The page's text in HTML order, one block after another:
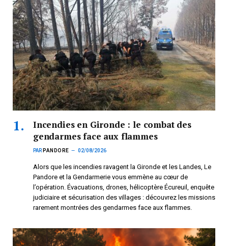
Incendies en Gironde : le combat des
gendarmes face aux flammes
PAR PANDORE 02/08/2026
Alors que les incendies ravagent la Gironde et les Landes, Le
Pandore et la Gendarmerie vous emmène au cœur de
l’opération. Évacuations, drones, hélicoptère Écureuil, enquête
judiciaire et sécurisation des villages : découvrez les missions
rarement montrées des gendarmes face aux flammes.